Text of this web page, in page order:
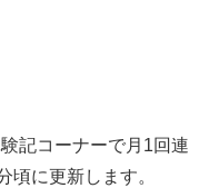
記コーナーで月1回連
頃に更新します。